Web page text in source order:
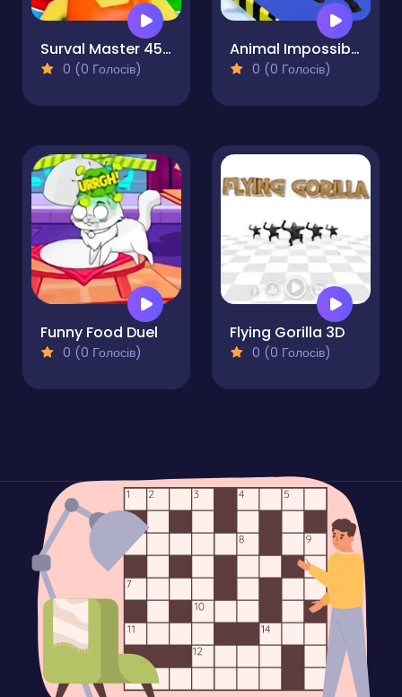
Surval Master 456 Challenge
0 (0 Голосів)
Animal Impossible Track Rush
0 (0 Голосів)
Funny Food Duel
0 (0 Голосів)
Flying Gorilla 3D
0 (0 Голосів)